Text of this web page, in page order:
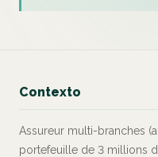
Contexto
Assureur multi-branches
portefeuille de 3 millions